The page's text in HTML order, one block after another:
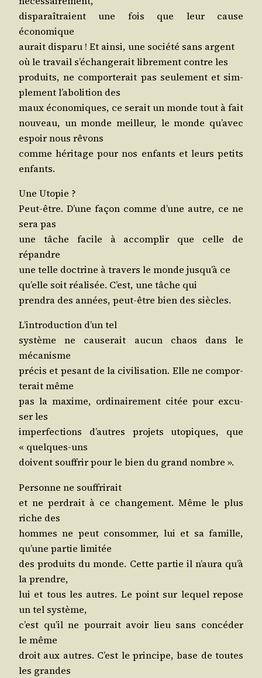
dis­pa­raî­traient une fois que leur cause
économique
aurait dis­pa­ru ! Et ain­si, une socié­té sans argent
où le tra­vail s’é­chan­ge­rait libre­ment contre les
pro­duits, ne com­por­te­rait pas seule­ment et sim­
ple­ment l’a­bo­li­tion des
maux éco­no­miques, ce serait un monde tout à fait
nou­veau, un monde meilleur, le monde qu’a­vec
espoir nous rêvons
comme héri­tage pour nos enfants et leurs petits
enfants.
Une Utopie ?
Peut-être. D’une façon comme d’une autre, ce ne
sera pas
une tâche facile à accom­plir que celle de
répandre
une telle doc­trine à tra­vers le monde jus­qu’à ce
qu’elle soit réa­li­sée. C’est, une tâche qui
pren­dra des années, peut-être bien des siècles.
L’in­tro­duc­tion d’un tel
sys­tème ne cau­se­rait aucun chaos dans le
mécanisme
pré­cis et pesant de la civi­li­sa­tion. Elle ne com­por­
te­rait même
pas la maxime, ordi­nai­re­ment citée pour excu­
ser les
imper­fec­tions d’autres pro­jets uto­piques, que
« quelques-uns
doivent souf­frir pour le bien du grand nombre ».
Per­sonne ne souffrirait
et ne per­drait à ce chan­ge­ment. Même le plus
riche des
hommes ne peut consom­mer, lui et sa famille,
qu’une par­tie limitée
des pro­duits du monde. Cette par­tie il n’au­ra qu’à
la prendre,
lui et tous les autres. Le point sur lequel repose
un tel système,
c’est qu’il ne pour­rait avoir lieu sans concé­der
le même
droit aux autres. C’est le prin­cipe, base de toutes
les grandes